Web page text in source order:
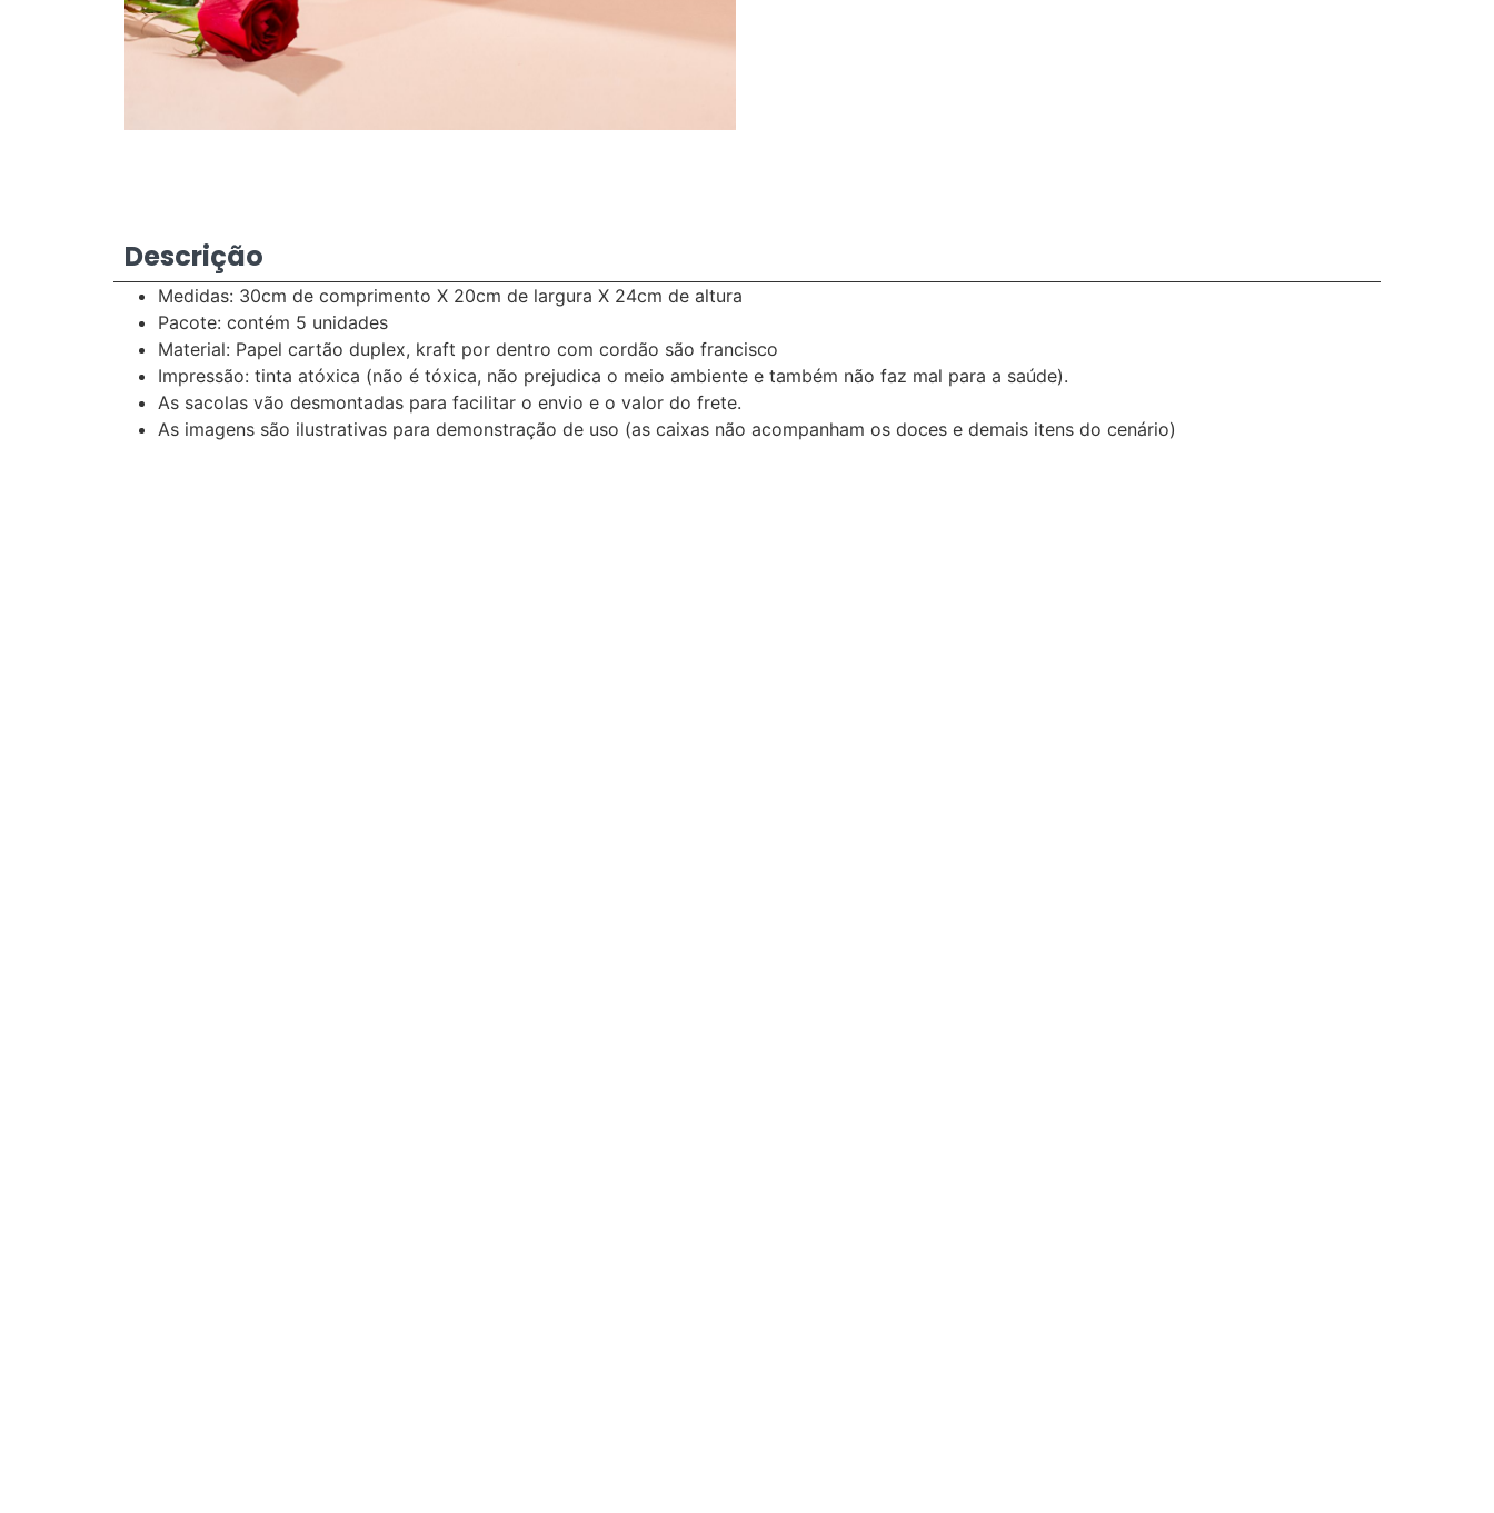
Descrição
Medidas: 30cm de comprimento X 20cm de largura X 24cm de altura
Pacote: contém 5 unidades
Material: Papel cartão duplex, kraft por dentro com cordão são francisco
Impressão: tinta atóxica (não é tóxica, não prejudica o meio ambiente e também não faz mal para a saúde).
As sacolas vão desmontadas para facilitar o envio e o valor do frete.
As imagens são ilustrativas para demonstração de uso (as caixas não acompanham os doces e demais itens do cenário)